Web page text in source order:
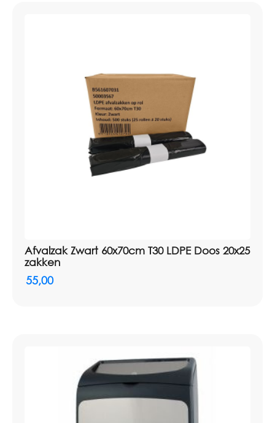
Afvalzak Zwart 60x70cm T30 LDPE Doos 20x25
zakken
55,00